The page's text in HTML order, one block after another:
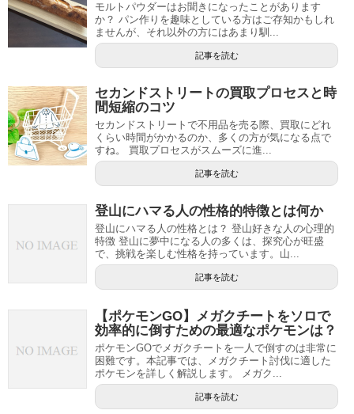
モルトパウダーはお聞きになったことがあります
か？ パン作りを趣味としている方はご存知かもしれ
ませんが、それ以外の方にはあまり馴...
記事を読む
セカンドストリートの買取プロセスと時
間短縮のコツ
セカンドストリートで不用品を売る際、買取にどれ
くらい時間がかかるのか、多くの方が気になる点で
すね。 買取プロセスがスムーズに進...
記事を読む
登山にハマる人の性格的特徴とは何か
登山にハマる人の性格とは？ 登山好きな人の心理的
特徴 登山に夢中になる人の多くは、探究心が旺盛
で、挑戦を楽しむ性格を持っています。山...
記事を読む
【ポケモンGO】メガクチートをソロで
効率的に倒すための最適なポケモンは？
ポケモンGOでメガクチートを一人で倒すのは非常に
困難です。本記事では、メガクチート討伐に適した
ポケモンを詳しく解説します。 メガク...
記事を読む